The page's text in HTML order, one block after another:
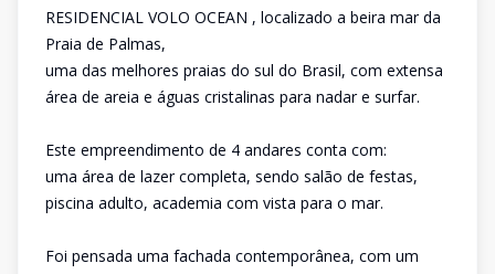
RESIDENCIAL VOLO OCEAN , localizado a beira mar da
Praia de Palmas,
uma das melhores praias do sul do Brasil, com extensa
área de areia e águas cristalinas para nadar e surfar.
Este empreendimento de 4 andares conta com:
uma área de lazer completa, sendo salão de festas,
piscina adulto, academia com vista para o mar.
Foi pensada uma fachada contemporânea, com um